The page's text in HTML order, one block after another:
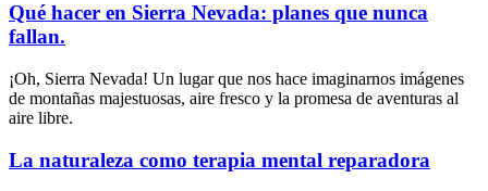
Qué hacer en Sierra Nevada: planes que nunca
fallan.
¡Oh, Sierra Nevada! Un lugar que nos hace imaginarnos imágenes
de montañas majestuosas, aire fresco y la promesa de aventuras al
aire libre.
La naturaleza como terapia mental reparadora